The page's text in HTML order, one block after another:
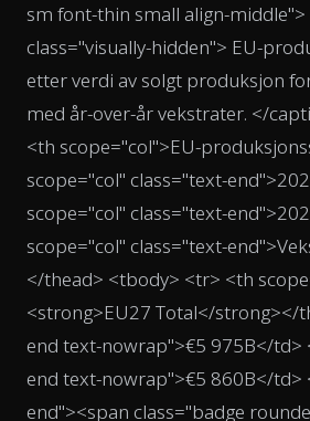
sm font-thin small align-
class="visually-hidden"> EU-
etter verdi av solgt produksjon
med år-over-år vekstrater. </
<th scope="col">EU-
scope="col" class="text-
scope="col" class="text-
scope="col" class="text-
</thead> <tbody> <tr> <th
<strong>EU27 Total</strong></
end text-nowrap">€5 975B</td>
end text-nowrap">€5 860B</td>
end"><span class="badge